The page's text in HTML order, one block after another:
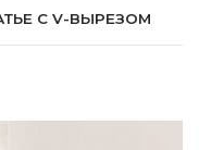
С V-ВЫРЕЗОМ